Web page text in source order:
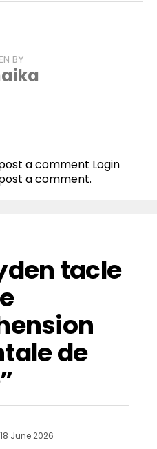
BY
a comment Login
a comment.
tacle
de
18 June 2026